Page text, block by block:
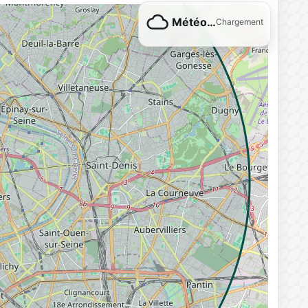
Météo…Chargement